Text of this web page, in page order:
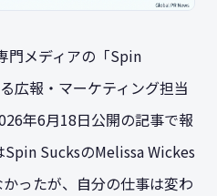
門メディアの「Spin
広報・マーケティング担当
年6月18日公開の記事で報
SucksのMelissa Wickes
ったが、自分の仕事は変わ